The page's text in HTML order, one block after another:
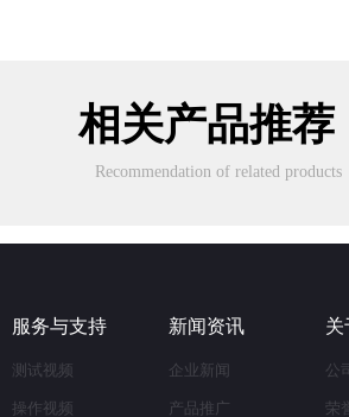
相关产品推荐
Recommendation of related products
服务与支持
测试视频
操作视频
新闻资讯
企业新闻
产品推广
关
公
荣